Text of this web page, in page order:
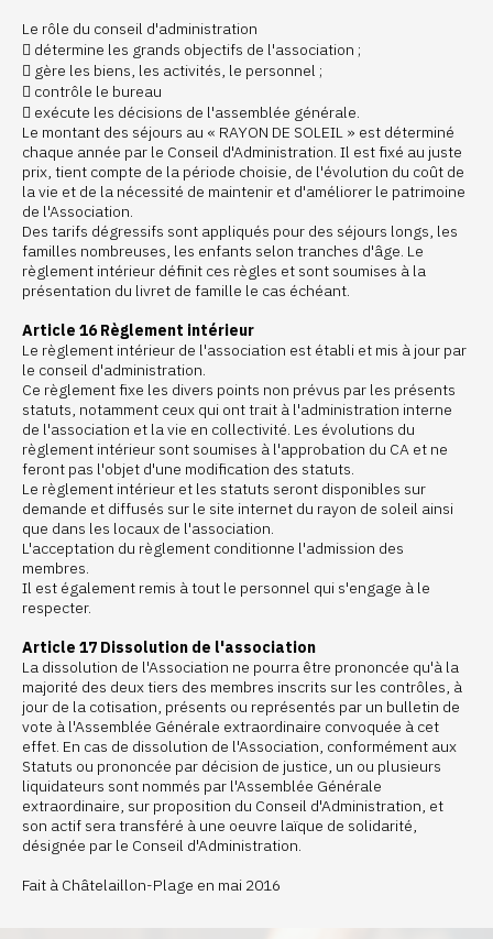
Le rôle du conseil d'administration
 détermine les grands objectifs de l'association ;
 gère les biens, les activités, le personnel ;
 contrôle le bureau
 exécute les décisions de l'assemblée générale.
Le montant des séjours au « RAYON DE SOLEIL » est déterminé
chaque année par le Conseil d'Administration. Il est fixé au juste
prix, tient compte de la période choisie, de l'évolution du coût de
la vie et de la nécessité de maintenir et d'améliorer le patrimoine
de l'Association.
Des tarifs dégressifs sont appliqués pour des séjours longs, les
familles nombreuses, les enfants selon tranches d'âge. Le
règlement intérieur définit ces règles et sont soumises à la
présentation du livret de famille le cas échéant.
Article 16 Règlement intérieur
Le règlement intérieur de l'association est établi et mis à jour par
le conseil d'administration.
Ce règlement fixe les divers points non prévus par les présents
statuts, notamment ceux qui ont trait à l'administration interne
de l'association et la vie en collectivité. Les évolutions du
règlement intérieur sont soumises à l'approbation du CA et ne
feront pas l'objet d'une modification des statuts.
Le règlement intérieur et les statuts seront disponibles sur
demande et diffusés sur le site internet du rayon de soleil ainsi
que dans les locaux de l'association.
L'acceptation du règlement conditionne l'admission des
membres.
Il est également remis à tout le personnel qui s'engage à le
respecter.
Article 17 Dissolution de l'association
La dissolution de l'Association ne pourra être prononcée qu'à la
majorité des deux tiers des membres inscrits sur les contrôles, à
jour de la cotisation, présents ou représentés par un bulletin de
vote à l'Assemblée Générale extraordinaire convoquée à cet
effet. En cas de dissolution de l'Association, conformément aux
Statuts ou prononcée par décision de justice, un ou plusieurs
liquidateurs sont nommés par l'Assemblée Générale
extraordinaire, sur proposition du Conseil d'Administration, et
son actif sera transféré à une oeuvre laïque de solidarité,
désignée par le Conseil d'Administration.
Fait à Châtelaillon-Plage en mai 2016